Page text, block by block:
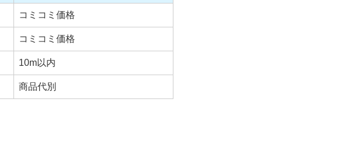
コミコミ価格
コミコミ価格
10m以内
商品代別